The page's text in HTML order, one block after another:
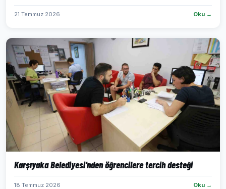
21 Temmuz 2026 Oku →
Karşıyaka Belediyesi’nden öğrencilere tercih desteği
18 Temmuz 2026 Oku →